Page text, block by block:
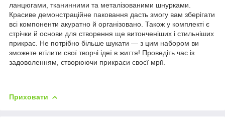
ланцюгами, тканинними та металізованими шнурками.
Красиве демонстраційне паковання дасть змогу вам зберігати
всі компоненти акуратно й організовано. Також у комплекті є
стрічки й основи для створення ще витонченіших і стильніших
прикрас. Не потрібно більше шукати — з цим набором ви
зможете втілити свої творчі ідеї в життя! Проведіть час із
задоволенням, створюючи прикраси своєї мрії.
Приховати